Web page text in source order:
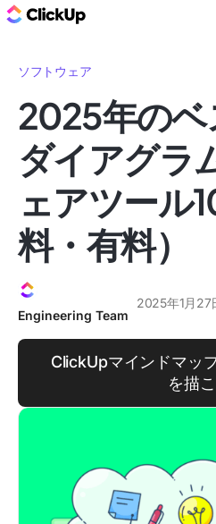
ソフトウェア
2025年のベ
ダイアグラ
ェアツール
料・有料）
Engineering Team
2025年1月27
ClickUpマインドマッ
を描